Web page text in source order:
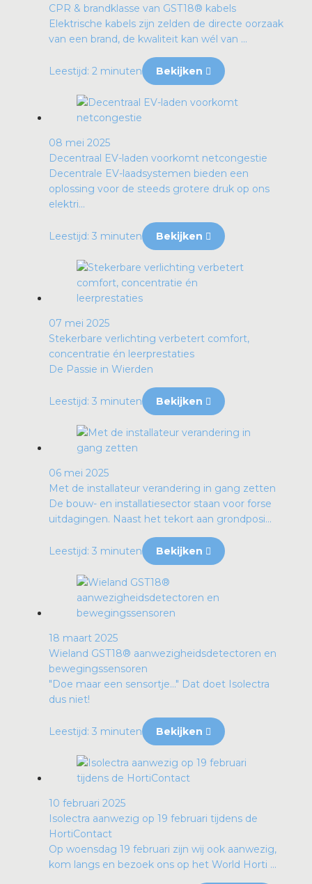
CPR & brandklasse van GST18® kabels
Elektrische kabels zijn zelden de directe oorzaak
van een brand, de kwaliteit kan wél van ...
Leestijd: 2 minuten Bekijken
08 mei 2025
Decentraal EV-laden voorkomt netcongestie
Decentrale EV-laadsystemen bieden een
oplossing voor de steeds grotere druk op ons
elektri...
Leestijd: 3 minuten Bekijken
07 mei 2025
Stekerbare verlichting verbetert comfort,
concentratie én leerprestaties
De Passie in Wierden
Leestijd: 3 minuten Bekijken
06 mei 2025
Met de installateur verandering in gang zetten
De bouw- en installatiesector staan voor forse
uitdagingen. Naast het tekort aan grondposi...
Leestijd: 3 minuten Bekijken
18 maart 2025
Wieland GST18® aanwezigheidsdetectoren en
bewegingssensoren
"Doe maar een sensortje…" Dat doet Isolectra
dus niet!
Leestijd: 3 minuten Bekijken
10 februari 2025
Isolectra aanwezig op 19 februari tijdens de
HortiContact
Op woensdag 19 februari zijn wij ook aanwezig,
kom langs en bezoek ons op het World Horti ...